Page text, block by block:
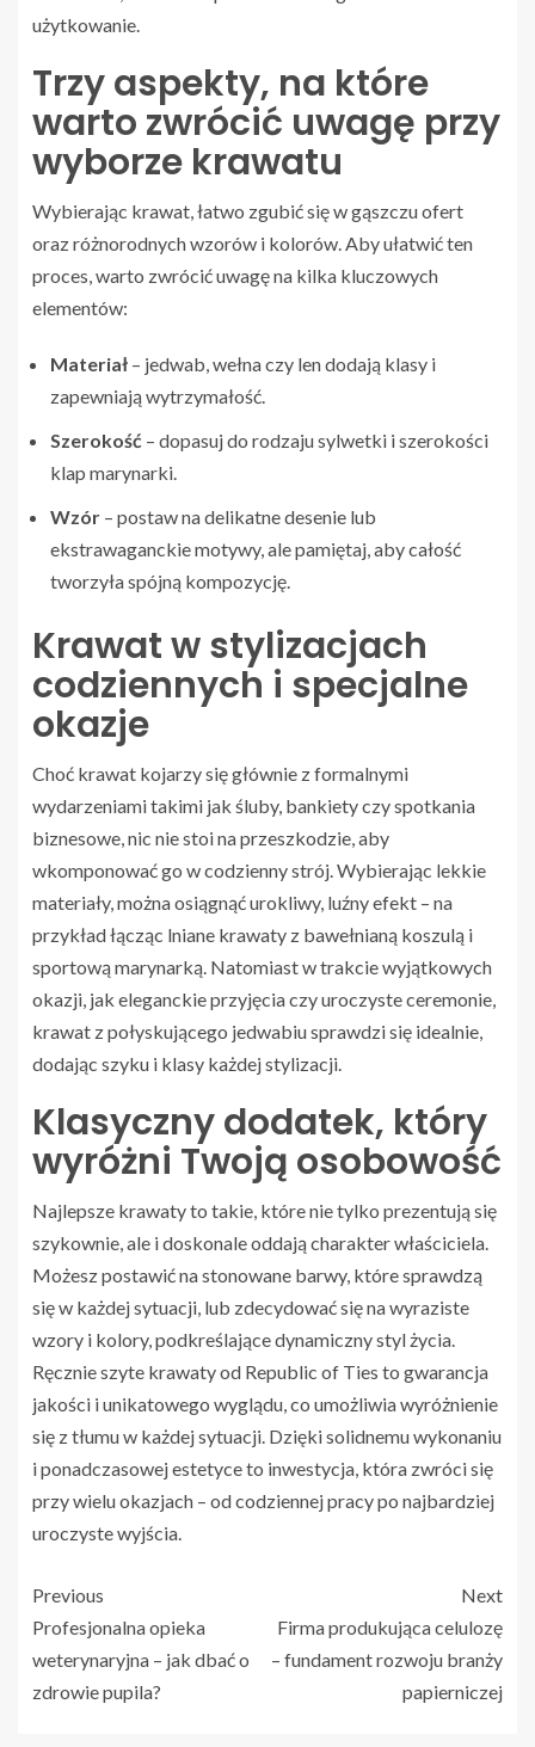
użytkowanie.
Trzy aspekty, na które
warto zwrócić uwagę przy
wyborze krawatu
Wybierając krawat, łatwo zgubić się w gąszczu ofert
oraz różnorodnych wzorów i kolorów. Aby ułatwić ten
proces, warto zwrócić uwagę na kilka kluczowych
elementów:
Materiał – jedwab, wełna czy len dodają klasy i
zapewniają wytrzymałość.
Szerokość – dopasuj do rodzaju sylwetki i szerokości
klap marynarki.
Wzór – postaw na delikatne desenie lub
ekstrawaganckie motywy, ale pamiętaj, aby całość
tworzyła spójną kompozycję.
Krawat w stylizacjach
codziennych i specjalne
okazje
Choć krawat kojarzy się głównie z formalnymi
wydarzeniami takimi jak śluby, bankiety czy spotkania
biznesowe, nic nie stoi na przeszkodzie, aby
wkomponować go w codzienny strój. Wybierając lekkie
materiały, można osiągnąć urokliwy, luźny efekt – na
przykład łącząc lniane krawaty z bawełnianą koszulą i
sportową marynarką. Natomiast w trakcie wyjątkowych
okazji, jak eleganckie przyjęcia czy uroczyste ceremonie,
krawat z połyskującego jedwabiu sprawdzi się idealnie,
dodając szyku i klasy każdej stylizacji.
Klasyczny dodatek, który
wyróżni Twoją osobowość
Najlepsze krawaty to takie, które nie tylko prezentują się
szykownie, ale i doskonale oddają charakter właściciela.
Możesz postawić na stonowane barwy, które sprawdzą
się w każdej sytuacji, lub zdecydować się na wyraziste
wzory i kolory, podkreślające dynamiczny styl życia.
Ręcznie szyte krawaty od Republic of Ties to gwarancja
jakości i unikatowego wyglądu, co umożliwia wyróżnienie
się z tłumu w każdej sytuacji. Dzięki solidnemu wykonaniu
i ponadczasowej estetyce to inwestycja, która zwróci się
przy wielu okazjach – od codziennej pracy po najbardziej
uroczyste wyjścia.
Previous
Profesjonalna opieka
weterynaryjna – jak dbać o
zdrowie pupila?
Next
Firma produkująca celulozę
– fundament rozwoju branży
papierniczej